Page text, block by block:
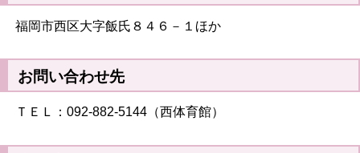
福岡市西区大字飯氏８４６－１ほか
お問い合わせ先
ＴＥＬ：092-882-5144（西体育館）